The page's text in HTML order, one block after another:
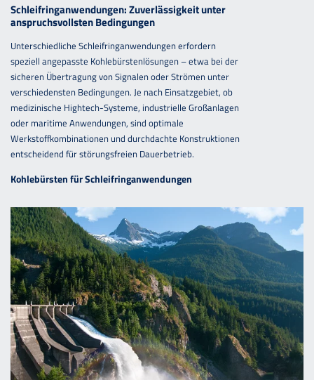
Schleifringanwendungen: Zuverlässigkeit unter
anspruchsvollsten Bedingungen
Unterschiedliche Schleifringanwendungen erfordern
speziell angepasste Kohlebürstenlösungen – etwa bei der
sicheren Übertragung von Signalen oder Strömen unter
verschiedensten Bedingungen. Je nach Einsatzgebiet, ob
medizinische Hightech-Systeme, industrielle Großanlagen
oder maritime Anwendungen, sind optimale
Werkstoffkombinationen und durchdachte Konstruktionen
entscheidend für störungsfreien Dauerbetrieb.
Kohlebürsten für Schleifringanwendungen